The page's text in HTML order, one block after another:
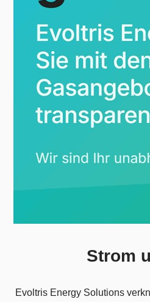
Strom
Evoltris Energy Solutions